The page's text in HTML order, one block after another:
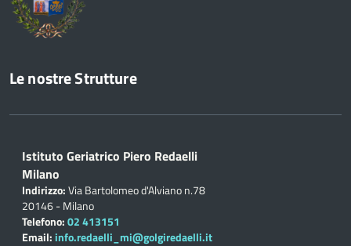
Le nostre Strutture
Istituto Geriatrico Piero Redaelli
Milano
Indirizzo:Via Bartolomeo d'Alviano n.78
20146 - Milano
Telefono:02 413151
Email: info.redaelli_mi@golgiredaelli.it